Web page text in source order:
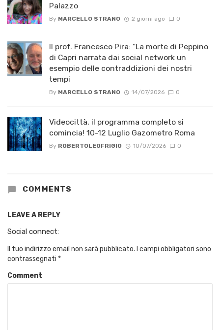
Palazzo
By MARCELLO STRANO 2 giorni ago 0
Il prof. Francesco Pira: “La morte di Peppino
di Capri narrata dai social network un
esempio delle contraddizioni dei nostri
tempi
By MARCELLO STRANO 14/07/2026 0
Videocittà, il programma completo si
comincia! 10-12 Luglio Gazometro Roma
By ROBERTOLEOFRIGIO 10/07/2026 0
COMMENTS
LEAVE A REPLY
Social connect:
Il tuo indirizzo email non sarà pubblicato. I campi obbligatori sono
contrassegnati *
Comment